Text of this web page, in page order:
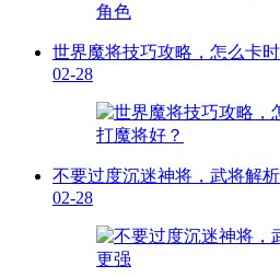
世界魔将技巧攻略，怎么卡
02-28
不要过度沉迷神将，武将解
02-28